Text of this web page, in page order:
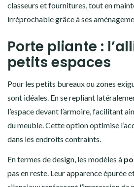
classeurs et fournitures, tout en
irréprochable grâce à ses
Porte pliante :
petits espaces
Pour les petits bureaux ou zones
sont idéales. En se repliant
l’espace devant l’armoire, facilitant
du meuble. Cette option optimise
dans les endroits contraints.
En termes de design, les modèles à
pas en reste. Leur apparence épurée